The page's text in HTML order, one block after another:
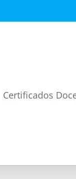
Certificados